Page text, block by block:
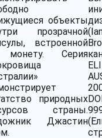
объекты
прозрачной
встроенной
Серия
природных
страны.
Джастин